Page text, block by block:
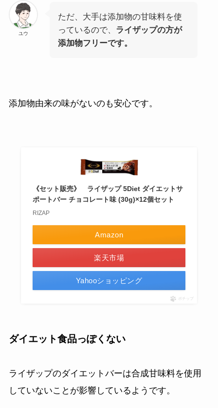
ユウ
ただ、大手は添加物の甘味料を使
っているので、 ライザップの方が
添加物フリーです。
添加物由来の味がないのも安心です。
《セット販売》 ライザップ 5Diet ダイエットサ
ポートバー チョコレート味 (30g)×12個セット
RIZAP
Amazon
楽天市場
Yahooショッピング
ポチップ
ダイエット食品っぽくない
ライザップのダイエットバーは合成甘味料を使用
していないことが影響しているようです。